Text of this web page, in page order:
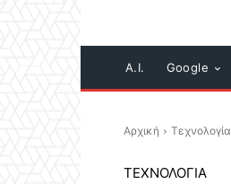
A.I. Google
Αρχική Τεχνολογία
ΤΕΧΝΟΛΟΓΊΑ